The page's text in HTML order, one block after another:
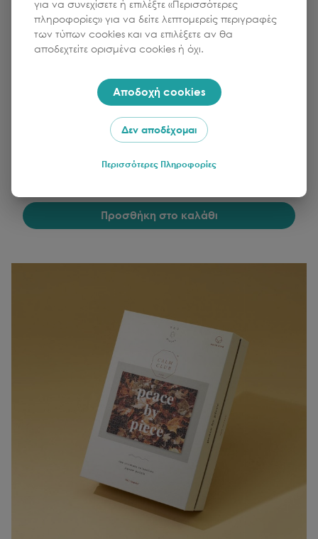
CALM CLUB
Αφίσα Yoga Flow - CALM CLUB
Προσθήκη στο καλάθι
για να συνεχίσετε ή επιλέξτε «Περισσότερες
πληροφορίες» για να δείτε λεπτομερείς περιγραφές
των τύπων cookies και να επιλέξετε αν θα
αποδεχτείτε ορισμένα cookies ή όχι.
Αποδοχή cookies
Δεν αποδέχομαι
Περισσότερες Πληροφορίες